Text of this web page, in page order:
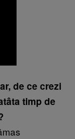
de ce crezi
timp de